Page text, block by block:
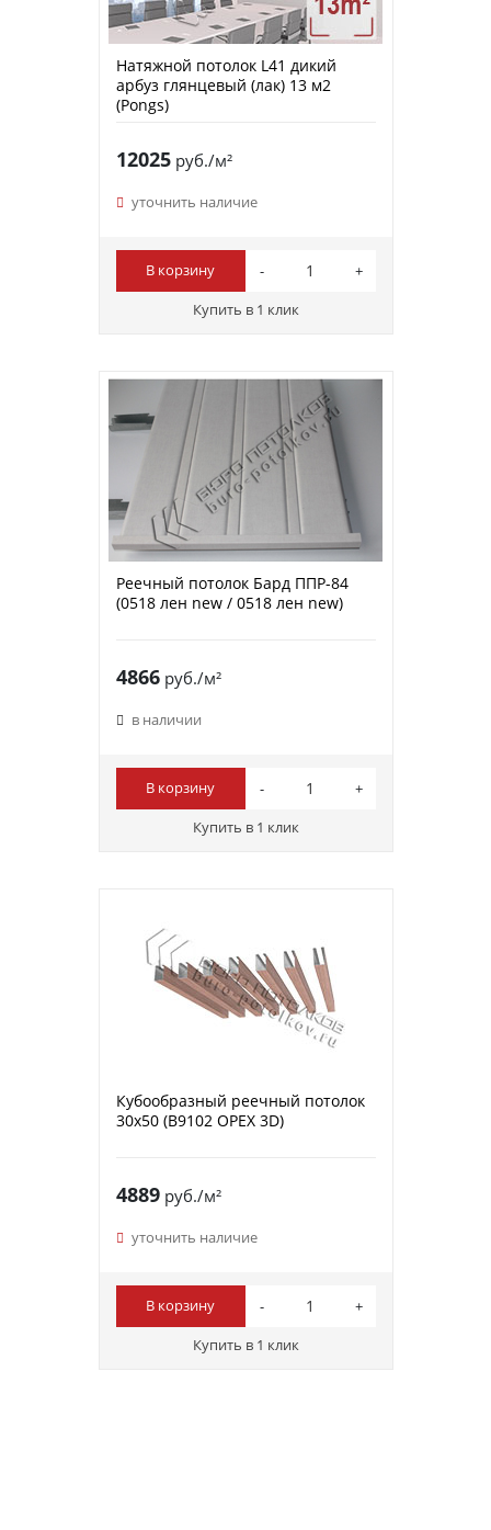
Натяжной потолок L41 дикий
арбуз глянцевый (лак) 13 м2
(Pongs)
12025руб./м²
уточнить наличие
В корзину
Купить в 1 клик
Реечный потолок Бард ППР-84
(0518 лен new / 0518 лен new)
4866руб./м²
в наличии
В корзину
Купить в 1 клик
Кубообразный реечный потолок
30х50 (B9102 ОРЕХ 3D)
4889руб./м²
уточнить наличие
В корзину
Купить в 1 клик